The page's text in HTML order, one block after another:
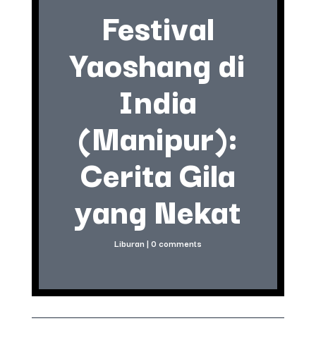
Festival
Yaoshang di
India
(Manipur):
Cerita Gila
yang Nekat
Liburan | 0 comments